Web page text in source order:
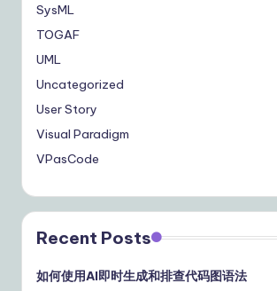
SysML
TOGAF
UML
Uncategorized
User Story
Visual Paradigm
VPasCode
Recent Posts
如何使用AI即时生成和排查代码图语法